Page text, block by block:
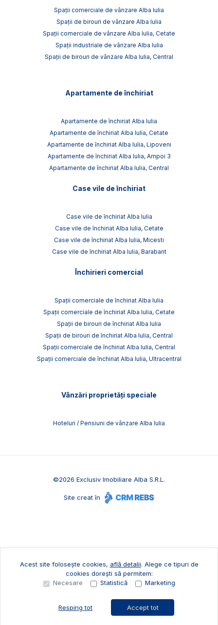
Sună acum Solicită vizionare
Spații comerciale de vânzare Alba Iulia
Spații de birouri de vânzare Alba Iulia
Spații comerciale de vânzare Alba Iulia, Cetate
Spații industriale de vânzare Alba Iulia
Spații de birouri de vânzare Alba Iulia, Central
Apartamente de închiriat
Apartamente de închiriat Alba Iulia
Apartamente de închiriat Alba Iulia, Cetate
Apartamente de închiriat Alba Iulia, Lipoveni
Apartamente de închiriat Alba Iulia, Ampoi 3
Apartamente de închiriat Alba Iulia, Central
Case vile de închiriat
Case vile de închiriat Alba Iulia
Case vile de închiriat Alba Iulia, Cetate
Case vile de închiriat Alba Iulia, Micesti
Case vile de închiriat Alba Iulia, Barabant
Închirieri comercial
Spații comerciale de închiriat Alba Iulia
Spații comerciale de închiriat Alba Iulia, Cetate
Spații de birouri de închiriat Alba Iulia
Spații de birouri de închiriat Alba Iulia, Central
Spații comerciale de închiriat Alba Iulia, Central
Spații comerciale de închiriat Alba Iulia, Ultracentral
Vânzări proprietăți speciale
Hoteluri / Pensiuni de vânzare Alba Iulia
©2026 Exclusiv Imobiliare Alba S.R.L.
Site creat în
Acest site folosește cookies, află detalii. Alege ce tipuri de
cookies dorești să permitem:
Necesare
Statistică Marketing
Resping tot Accept tot